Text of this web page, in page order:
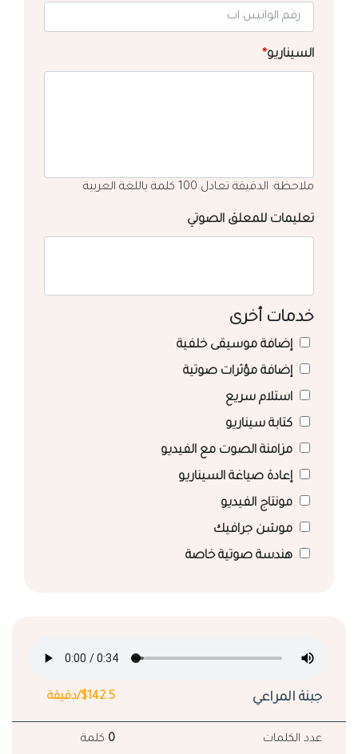
السيناريو*
ملاحظة: الدقيقة تعادل 100 كلمة باللغة العربية
تعليمات للمعلق الصوتي
خدمات أخرى
إضافة موسيقى خلفية
إضافة مؤثرات صوتية
استلام سريع
كتابة سيناريو
مزامنة الصوت مع الفيديو
إعادة صياغة السيناريو
مونتاج الفيديو
موشن جرافيك
هندسة صوتية خاصة
جبنة المراعي $142.5/دقيقة
عدد الكلمات 0 كلمة